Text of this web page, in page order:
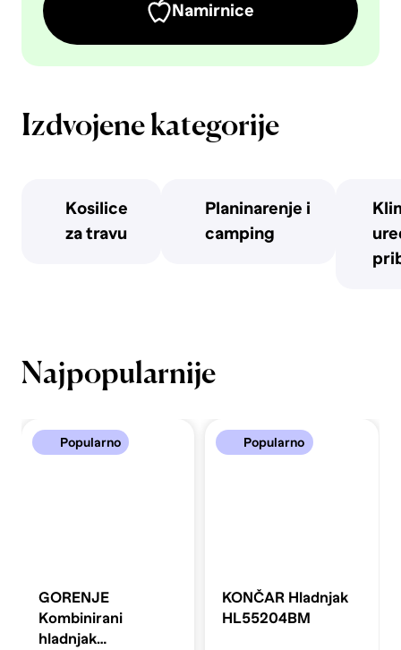
Namirnice
Izdvojene kategorije
Kosilice
za travu
Planinarenje i
camping
Najpopularnije
Popularno
GORENJE
Kombinirani
hladnjak
Popularno
KONČAR Hladnjak
HL55204BM